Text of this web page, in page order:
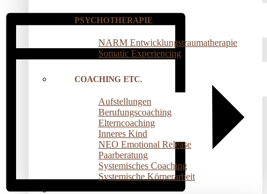
PSYCHOTHERAPIE
NARM Entwicklungstraumatherapie
Somatic Experiencing
COACHING ETC.
Aufstellungen
Berufungscoaching
Elterncoaching
Inneres Kind
NEO Emotional Release
Paarberatung
Systemisches Coaching
Systemische Körperarbeit